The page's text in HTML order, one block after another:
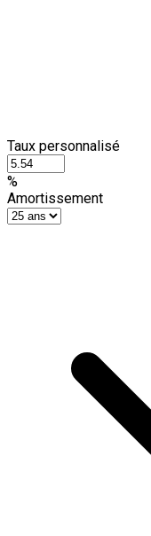
Taux personnalisé
%
Amortissement